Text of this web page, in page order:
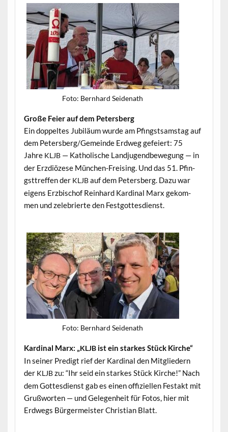
Foto: Bern­hard Seidenath
Große Feier auf dem Petersberg
Ein dop­peltes Jubiläum wurde am Pfin­gst­sam­stag auf
dem Petersberg/Gemeinde Erd­weg gefeiert: 75
Jahre KLJB— Katholis­che Land­ju­gend­be­we­gung — in
der Erzdiözese München-Freis­ing. Und das 51. Pfin­
gst­tr­e­f­fen der KLJBauf dem Peters­berg. Dazu war
eigens Erzbischof Rein­hard Kar­di­nal Marx gekom­
men und zele­bri­erte den Festgottesdienst.
Foto: Bern­hard Seidenath
Kar­di­nal Marx: „KLJBist ein starkes Stück Kirche“
In sein­er Predigt rief der Kar­di­nal den Mit­gliedern
der KLJBzu: “Ihr seid ein starkes Stück Kirche!” Nach
dem Gottes­di­enst gab es einen offiziellen Fes­takt mit
Gruß­worten — und Gele­gen­heit für Fotos, hier mit
Erd­wegs Bürg­er­meis­ter Chris­t­ian Blatt.